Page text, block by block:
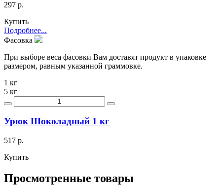
297 р.
Купить
Подробнее...
Фасовка
При выборе веса фасовки Вам доставят продукт в упаковке
размером, равным указанной граммовке.
1 кг
5 кг
Урюк Шоколадный 1 кг
517 р.
Купить
Просмотренные товары